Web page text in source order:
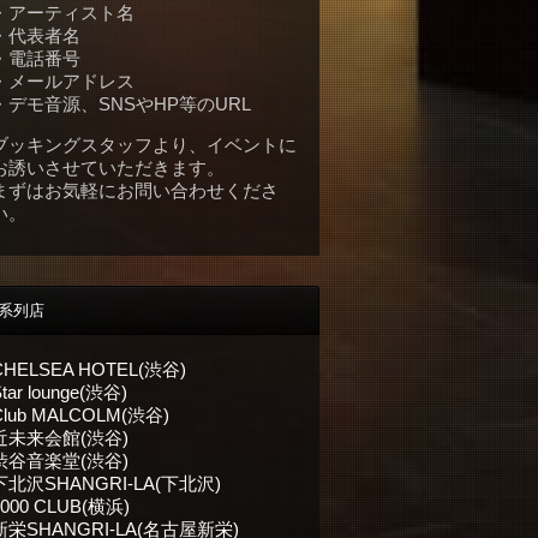
アーティスト名
代表者名
電話番号
メールアドレス
デモ音源、SNSやHP等のURL
ッキングスタッフより、イベントに
誘いさせていただきます。
ずはお気軽にお問い合わせくださ
列店
HOTEL(渋谷)
lounge(渋谷)
MALCOLM(渋谷)
未来会館(渋谷)
谷音楽堂(渋谷)
北沢SHANGRI-LA(下北沢)
CLUB(横浜)
栄SHANGRI-LA(名古屋新栄)